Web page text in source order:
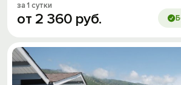
за 1 сутки
от 2 360 руб.